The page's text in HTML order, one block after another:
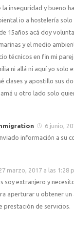
inseguridad y bueno
io a hostelería
15años acá doy
y el medio
técnicos en fin mi
ni allá ni aquí yo solo
clases y apostillo sus
u otro lado solo
6 junio,
información a su
marzo, 2017 a las 1:28
soy extranjero y
aperturar u obtener un
prestación de servicios.